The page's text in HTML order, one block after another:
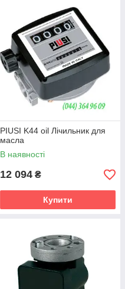
PIUSI K44 oil Лічильник для
масла
В наявності
12 094 ₴
Купити